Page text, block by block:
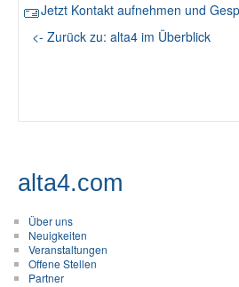
Jetzt Kontakt aufnehmen und
<- Zurück zu: alta4 im Überblick
alta4.com
Über uns
Neuigkeiten
Veranstaltungen
Offene Stellen
Partner